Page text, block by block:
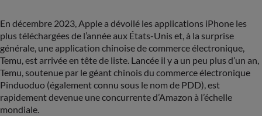
En décembre 2023, Apple a dévoilé les applications iPhone les
plus téléchargées de l’année aux États-Unis et, à la surprise
générale, une application chinoise de commerce électronique,
Temu, est arrivée en tête de liste. Lancée il y a un peu plus d’un an,
Temu, soutenue par le géant chinois du commerce électronique
Pinduoduo (également connu sous le nom de PDD), est
rapidement devenue une concurrente d’Amazon à l’échelle
mondiale.